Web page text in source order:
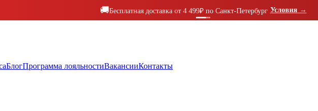
🚚Бесплатная доставка от 4 499₽ по Санкт-Петербург Условия →
БлогПрограмма лояльностиВакансииКонтакты